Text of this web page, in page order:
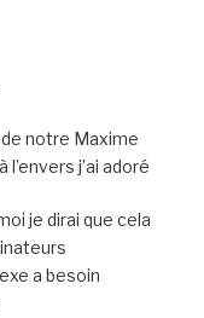
notre Maxime
j’ai adoré
je dirai que cela
a besoin